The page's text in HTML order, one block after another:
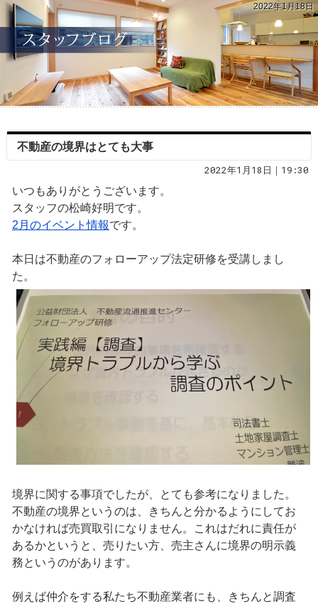
2022年1月18日
不動産の境界はとても大事
2022年1月18日｜19:30
いつもありがとうございます。
スタッフの松崎好明です。
2月のイベント情報です。
本日は不動産のフォローアップ法定研修を受講しまし
た。
境界に関する事項でしたが、とても参考になりました。
不動産の境界というのは、きちんと分かるようにしてお
かなければ売買取引になりません。これはだれに責任が
あるかというと、売りたい方、売主さんに境界の明示義
務というのがあります。
例えば仲介をする私たち不動産業者にも、きちんと調査